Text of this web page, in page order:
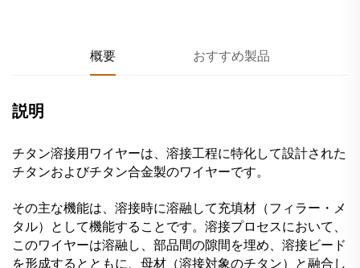
概要 おすすめ製品
説明
チタン溶接用ワイヤーは、溶接工程に特化して設計された
チタンおよびチタン合金製のワイヤーです。
その主な機能は、溶接時に溶融して充填材（フィラー・メ
タル）として機能することです。溶接プロセスにおいて、
このワイヤーは溶融し、部品間の隙間を埋め、溶接ビード
を形成するとともに、母材（溶接対象のチタン）と融合し